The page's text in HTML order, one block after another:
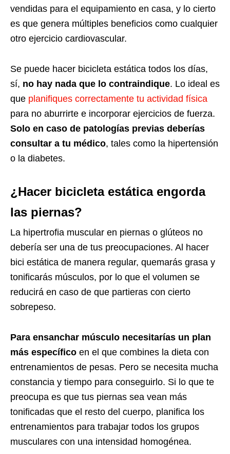
vendidas para el equipamiento en casa, y lo cierto
es que genera múltiples beneficios como cualquier
otro ejercicio cardiovascular.
Se puede hacer bicicleta estática todos los días,
sí, no hay nada que lo contraindique. Lo ideal es
que planifiques correctamente tu actividad física
para no aburrirte e incorporar ejercicios de fuerza.
Solo en caso de patologías previas deberías
consultar a tu médico, tales como la hipertensión
o la diabetes.
¿Hacer bicicleta estática engorda
las piernas?
La hipertrofia muscular en piernas o glúteos no
debería ser una de tus preocupaciones. Al hacer
bici estática de manera regular, quemarás grasa y
tonificarás músculos, por lo que el volumen se
reducirá en caso de que partieras con cierto
sobrepeso.
Para ensanchar músculo necesitarías un plan
más específico en el que combines la dieta con
entrenamientos de pesas. Pero se necesita mucha
constancia y tiempo para conseguirlo. Si lo que te
preocupa es que tus piernas sea vean más
tonificadas que el resto del cuerpo, planifica los
entrenamientos para trabajar todos los grupos
musculares con una intensidad homogénea.